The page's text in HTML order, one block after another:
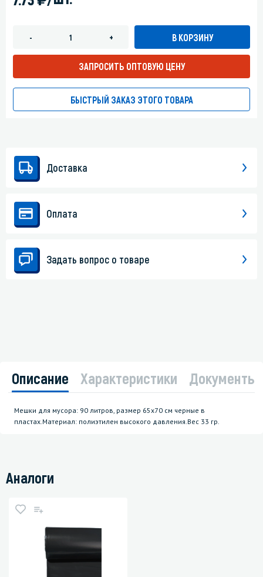
- + В КОРЗИНУ
ЗАПРОСИТЬ ОПТОВУЮ ЦЕНУ
БЫСТРЫЙ ЗАКАЗ ЭТОГО ТОВАРА
Доставка
Оплата
Задать вопрос о товаре
Описание Характеристики Документы
Мешки для мусора: 90 литров, размер 65х70 см черные в
пластах.Материал: полиэтилен высокого давления.Вес 33 гр.
Аналоги